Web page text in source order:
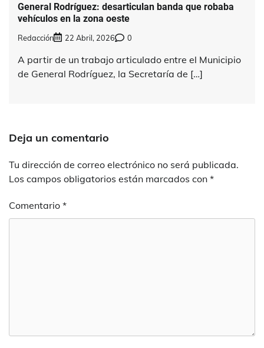
General Rodríguez: desarticulan banda que robaba
vehículos en la zona oeste
Redacción 22 Abril, 2026 0
A partir de un trabajo articulado entre el Municipio
de General Rodríguez, la Secretaría de […]
Deja un comentario
Tu dirección de correo electrónico no será publicada.
Los campos obligatorios están marcados con *
Comentario *